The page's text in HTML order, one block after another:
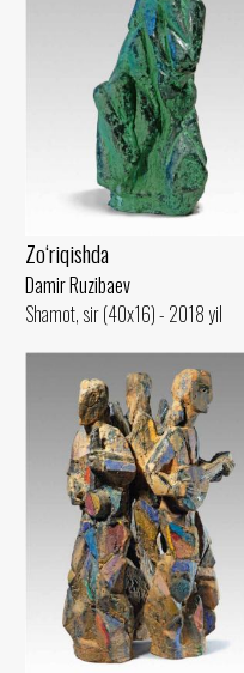
Zo‘riqishda
Damir Ruzibaev
Shamot, sir (40x16) - 2018 yil